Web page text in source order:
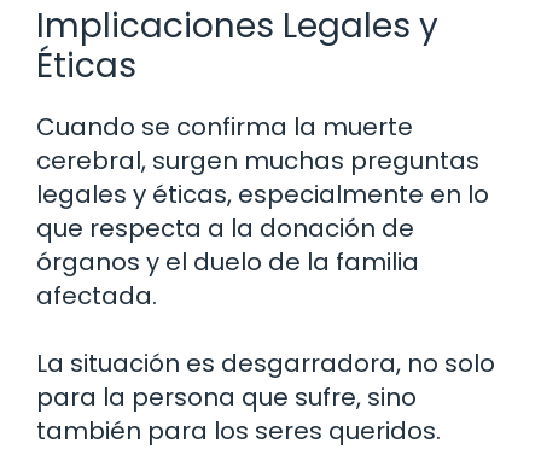
Implicaciones Legales y
Éticas
Cuando se confirma la muerte
cerebral, surgen muchas preguntas
legales y éticas, especialmente en lo
que respecta a la donación de
órganos y el duelo de la familia
afectada.
La situación es desgarradora, no solo
para la persona que sufre, sino
también para los seres queridos.